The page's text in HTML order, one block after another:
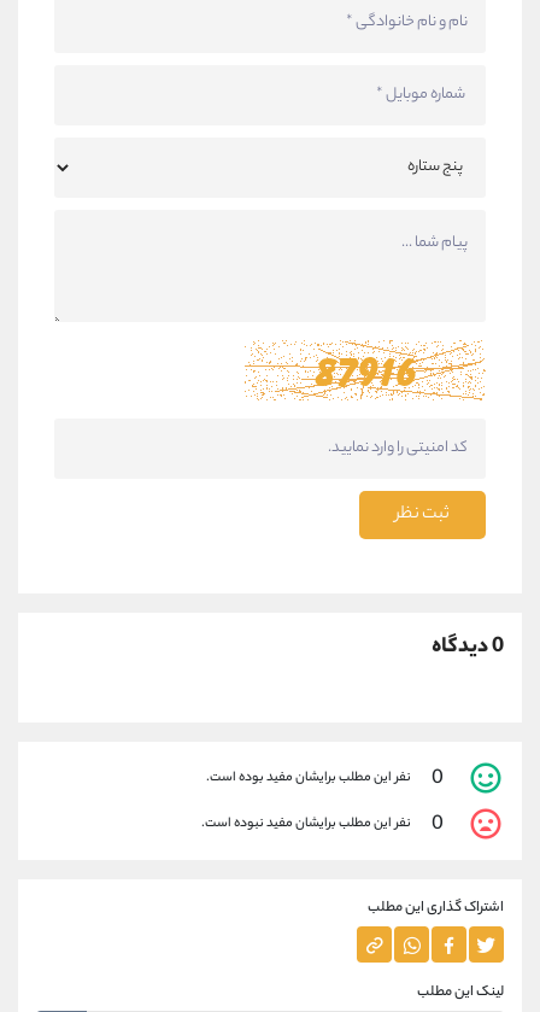
ثبت نظر
0 دیدگاه
0 نفر این مطلب برایشان مفید بوده است.
0 نفر این مطلب برایشان مفید نبوده است.
اشتراک گذاری این مطلب
لینک این مطلب